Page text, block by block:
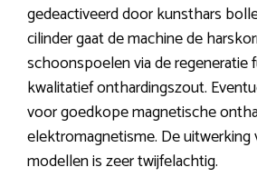
gedeactiveerd door kunsthars
cilinder gaat de machine de
schoonspoelen via de regeneratie
kwalitatief onthardingszout.
voor goedkope magnetische
elektromagnetisme. De
modellen is zeer twijfelachtig.